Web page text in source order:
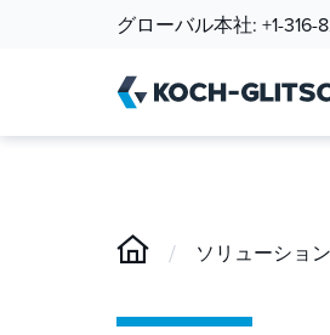
グローバル本社: +1-316-
/ ソリューション